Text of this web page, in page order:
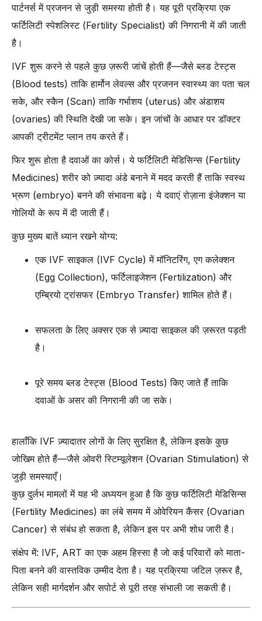
-2. नियमित व्यायाम करें — लेकिन अति न करें (Exercise Regularly, But
जटिलताएँ और असफलताएँ
-1. जन्म दोष (Birth Defects) का बढ़ा हुआ जोखिम
-2. मल्टीपल प्रेगनेंसी (Multiple Pregnancy) का खतरा
3. समय से पहले जन्म (Premature Birth) और कम जन्म वज़न (Low
Birth Weight)
-4. ओवेरियन हाइपरस्टिम्यूलेशन सिंड्रोम (Ovarian Hyperstimulation
Syndrome - OHSS)
5. एम्ब्रियो इम्प्लांटेशन फेल्योर (Failed Embryo Implantation)
-6. एक्टोपिक प्रेगनेंसी (Ectopic Pregnancy)
9. गर्भपात (Miscarriage) का खतरा
10. IVF से जन्मे बच्चों के दीर्घकालिक स्वास्थ्य अनिश्चितताएँ (Long-Term
Health Uncertainties)
1. मातृ आयु (Maternal Age) का प्रबंधन करें
2. स्वस्थ BMI बनाए रखें (Maintain a Healthy BMI)
4. सिंगल एम्ब्रियो ट्रांसफर (SET) को प्राथमिकता दें
-8. एम्ब्रियो ट्रांसफर का सही टाइमिंग (Optimize Timing of Embryo
Transfer)
जब IVF असफल हो जाए: आगे क्या? (When IVF Fails: What’s Next?)
सही IVF क्लिनिक कैसे चुनें (How to Choose the Right IVF Clinic)
(Certifications) जाँचें
पार्टनर्स में प्रजनन से जुड़ी समस्या होती है। यह पूरी प्रक्रिया एक
फर्टिलिटी स्पेशलिस्ट (Fertility Specialist) की निगरानी में की जाती
है।
IVF शुरू करने से पहले कुछ ज़रूरी जांचें होती हैं—जैसे ब्लड टेस्ट्स
(Blood tests) ताकि हार्मोन लेवल्स और प्रजनन स्वास्थ्य का पता चल
सके, और स्कैन (Scan) ताकि गर्भाशय (uterus) और अंडाशय
(ovaries) की स्थिति देखी जा सके। इन जांचों के आधार पर डॉक्टर
आपकी ट्रीटमेंट प्लान तय करते हैं।
फिर शुरू होता है दवाओं का कोर्स। ये फर्टिलिटी मेडिसिन्स (Fertility
Medicines) शरीर को ज़्यादा अंडे बनाने में मदद करती हैं ताकि स्वस्थ
भ्रूण (embryo) बनने की संभावना बढ़े। ये दवाएं रोज़ाना इंजेक्शन या
गोलियों के रूप में दी जाती हैं।
कुछ मुख्य बातें ध्यान रखने योग्य:
एक IVF साइकल (IVF Cycle) में मॉनिटरिंग, एग कलेक्शन
(Egg Collection), फर्टिलाइजेशन (Fertilization) और
एम्ब्रियो ट्रांसफर (Embryo Transfer) शामिल होते हैं।
सफलता के लिए अक्सर एक से ज़्यादा साइकल की ज़रूरत पड़ती
है।
पूरे समय ब्लड टेस्ट्स (Blood Tests) किए जाते हैं ताकि
दवाओं के असर की निगरानी की जा सके।
हालाँकि IVF ज़्यादातर लोगों के लिए सुरक्षित है, लेकिन इसके कुछ
जोखिम होते हैं—जैसे ओवरी स्टिम्यूलेशन (Ovarian Stimulation) से
जुड़ी समस्याएँ।
कुछ दुर्लभ मामलों में यह भी अध्ययन हुआ है कि कुछ फर्टिलिटी मेडिसिन्स
(Fertility Medicines) का लंबे समय में ओवेरियन कैंसर (Ovarian
Cancer) से संबंध हो सकता है, लेकिन इस पर अभी शोध जारी है।
संक्षेप में: IVF, ART का एक अहम हिस्सा है जो कई परिवारों को माता-
पिता बनने की वास्तविक उम्मीद देता है। यह प्रक्रिया जटिल ज़रूर है,
लेकिन सही मार्गदर्शन और सपोर्ट से पूरी तरह संभाली जा सकती है।